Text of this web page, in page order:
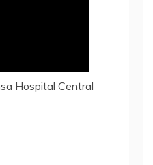
Hospital Central